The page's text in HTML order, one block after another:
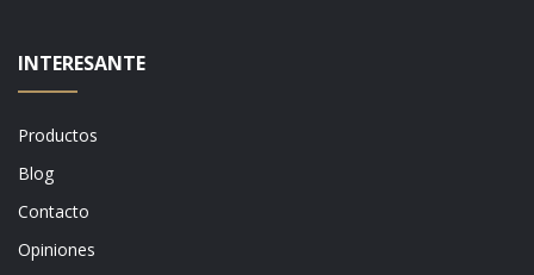
INTERESANTE
Productos
Blog
Contacto
Opiniones